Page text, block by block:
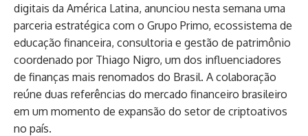
digitais da América Latina, anunciou nesta semana uma
parceria estratégica com o Grupo Primo, ecossistema de
educação financeira, consultoria e gestão de patrimônio
coordenado por Thiago Nigro, um dos influenciadores
de finanças mais renomados do Brasil. A colaboração
reúne duas referências do mercado financeiro brasileiro
em um momento de expansão do setor de criptoativos
no país.